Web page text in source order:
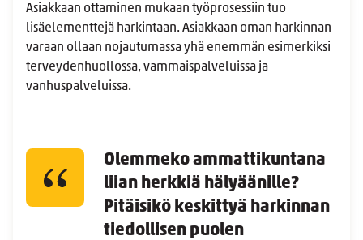
Asiakkaan ottaminen mukaan työprosessiin tuo
lisäelementtejä harkintaan. Asiakkaan oman harkinnan
varaan ollaan nojautumassa yhä enemmän esimerkiksi
terveydenhuollossa, vammaispalveluissa ja
vanhuspalveluissa.
Olemmeko ammattikuntana
liian herkkiä hälyäänille?
Pitäisikö keskittyä harkinnan
tiedollisen puolen